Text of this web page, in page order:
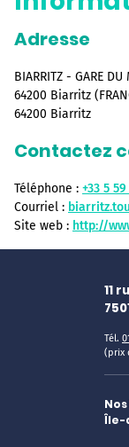
Adresse
BIARRITZ - GARE DU
64200 Biarritz
64200 Biarritz
Contactez
Téléphone : +33 5
Courriel :
Site web : http://
11
Tél.
(prix
Île-